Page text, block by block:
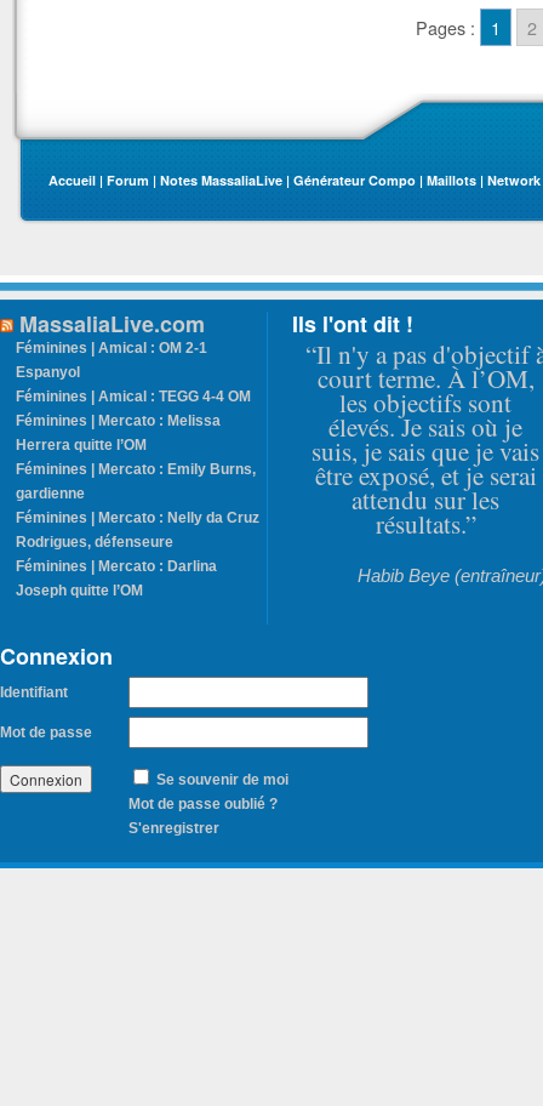
Pages : 1 2
Accueil | Forum | Notes MassaliaLive | Générateur Compo | Maillots | Network
MassaliaLive.com
Féminines | Amical : OM 2-1
Espanyol
Féminines | Amical : TEGG 4-4 OM
Féminines | Mercato : Melissa
Herrera quitte l’OM
Féminines | Mercato : Emily Burns,
gardienne
Féminines | Mercato : Nelly da Cruz
Rodrigues, défenseure
Féminines | Mercato : Darlina
Joseph quitte l’OM
Ils l'ont dit !
“Il n'y a pas d'objectif
court terme. À l’OM,
les objectifs sont
élevés. Je sais où je
suis, je sais que je vais
être exposé, et je serai
attendu sur les
résultats.”
Habib Beye
Connexion
Identifiant
Mot de passe
Se souvenir de moi
Mot de passe oublié ?
S'enregistrer